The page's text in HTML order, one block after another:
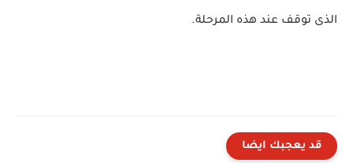
الذى توقف عند هذه المرحلة.
قد يعجبك ايضا